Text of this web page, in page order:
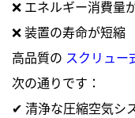
❌ エネルギー消費量
❌ 装置の寿命が短縮
高品質の スクリュー
次の通りです：
✔ 清浄な圧縮空気シ